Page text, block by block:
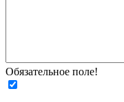
Обязательное поле!